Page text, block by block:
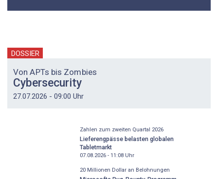
DOSSIER
Von APTs bis Zombies
Cybersecurity
27.07.2026 - 09:00 Uhr
Zahlen zum zweiten Quartal 2026
Lieferengpässe belasten globalen
Tabletmarkt
07.08.2026 - 11:08Uhr
20 Millionen Dollar an Belohnungen